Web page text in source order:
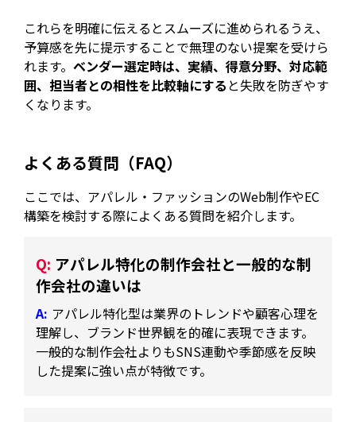
これらを明確に伝えるとスムーズに進められるうえ、
予算感を先に提示することで無理のない提案を受けら
れます。ベンダー選定時は、実績、得意分野、対応範
囲、担当者との相性を比較軸にする と失敗を防ぎやす
くなります。
よくある質問（FAQ）
ここでは、アパレル・ファッションのWeb制作やEC
構築を検討する際によくある質問を紹介します。
アパレル特化の制作会社と一般的な制
作会社の違いは
アパレル特化型は業界のトレンドや顧客心理を
理解し、ブランド世界観を的確に表現できます。
一般的な制作会社よりもSNS連動や季節感を反映
した提案に強い点が特徴です。